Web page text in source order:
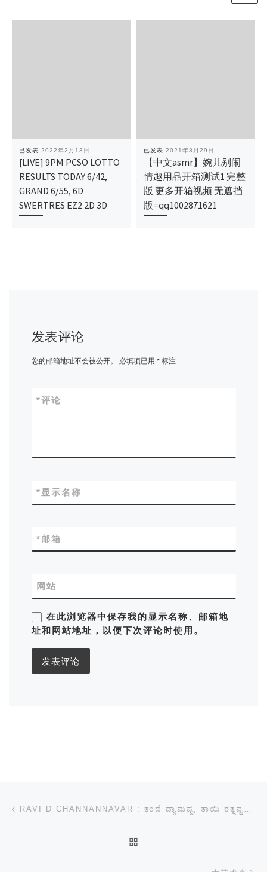
已发表 2022年2月13日
[LIVE] 9PM PCSO LOTTO
RESULTS TODAY 6/42,
GRAND 6/55, 6D
SWERTRES EZ2 2D 3D
已发表 2021年8月29日
【中文asmr】婉儿别闹
情趣用品开箱测试1 完整
版 更多开箱视频 无遮挡
版=qq1002871621
发表评论
您的邮箱地址不会被公开。 必填项已用 *标注
评论
*
显示名称
*
邮箱
*
网站
在此浏览器中保存我的显示名称、邮箱地
址和网站地址，以便下次评论时使用。
文章导航 RAVI D CHANNANNAVAR : ತಂದೆ ದ್ಯಾಮಪ್ಪ, ತಾಯಿ ರತ್ನವ್ವರಿಂದ ಪತ್ರಿಕಾ ಪ್ರಕಟಣೆ ಬಿಡುಗಡೆ | NEWSFIRST KANNADA